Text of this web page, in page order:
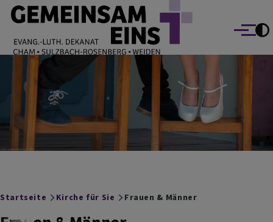
Direkt zum Inhalt
EVANG.-LUTH. DEKANAT GEMEINSAM EINS
Cham Sulzbach-Rosenberg Weiden
Menü
Breadcrumb
Startseite Kirche für Sie Frauen & Männer